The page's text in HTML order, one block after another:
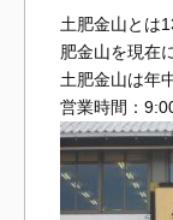
土肥金山とは
肥金山を現在
土肥金山は年
営業時間：